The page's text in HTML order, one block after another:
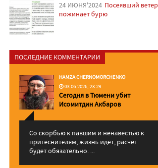
24 ИЮНЯ'2024 Посеявший ветер
пожинает бурю
ПОСЛЕДНИЕ КОММЕНТАРИИ
HAMZA CHERNOMORCHENKO
03.06.2026, 23:29
Сегодня в Тюмени убит
Исомитдин Акбаров
Со скорбью к павшим и ненавестью к
притеснителям, жизнь идет, расчет
будет обязательно. ...